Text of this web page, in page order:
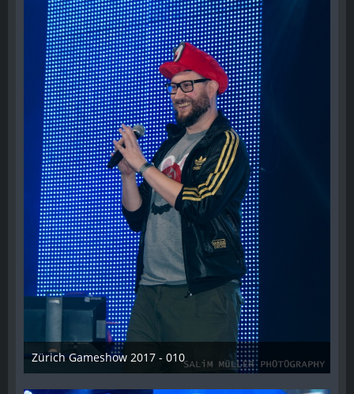
Zürich Gameshow 2017 - 010
28. Oktober 2017